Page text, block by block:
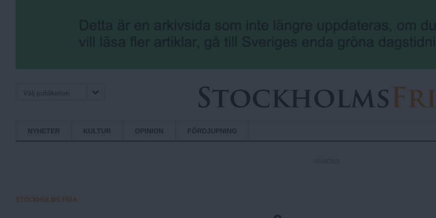
Välj publikation
S
o
NYHETER KULTUR OPINION FÖRDJUPNING
STOCKHOLMS FRIA